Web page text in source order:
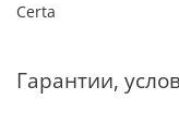
Certa
Гарантии,